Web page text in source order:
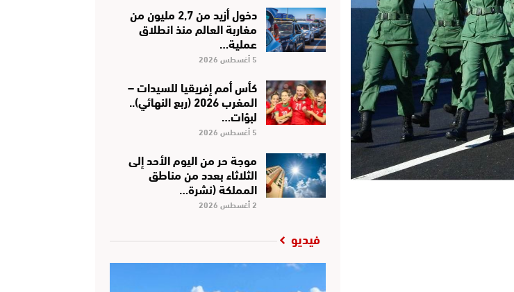
دخول أزيد من 2,7 مليون من
مغاربة العالم منذ انطلاق
عملية…
5 أغسطس 2026
كأس أمم إفريقيا للسيدات –
المغرب 2026 (ربع النهائي)..
لبؤات…
5 أغسطس 2026
موجة حر من اليوم الأحد إلى
الثلاثاء بعدد من مناطق
المملكة (نشرة…
2 أغسطس 2026
فيديو